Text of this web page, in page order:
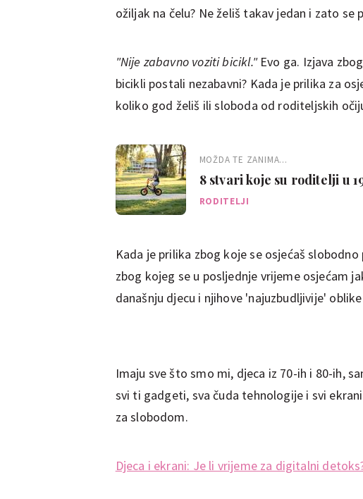
ožiljak na čelu? Ne želiš takav jedan i zato
"Nije zabavno voziti bicikl."Evo ga. Izjava
bicikli postali nezabavni? Kada je prilika za
koliko god želiš ili sloboda od roditeljskih
MOŽDA TE ZANIMA...
8 stvari koje su roditelji u
RODITELJI
Kada je prilika zbog koje se osjećaš
zbog kojeg se u posljednje vrijeme osjećam
današnju djecu i njihove 'najuzbudljivije'
Imaju sve što smo mi, djeca iz 70-ih i 80-ih,
svi ti gadgeti, sva čuda tehnologije i svi
za slobodom.
Djeca i ekrani: Je li vrijeme za digitalni